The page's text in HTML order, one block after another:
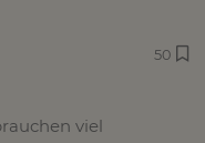
50
viel